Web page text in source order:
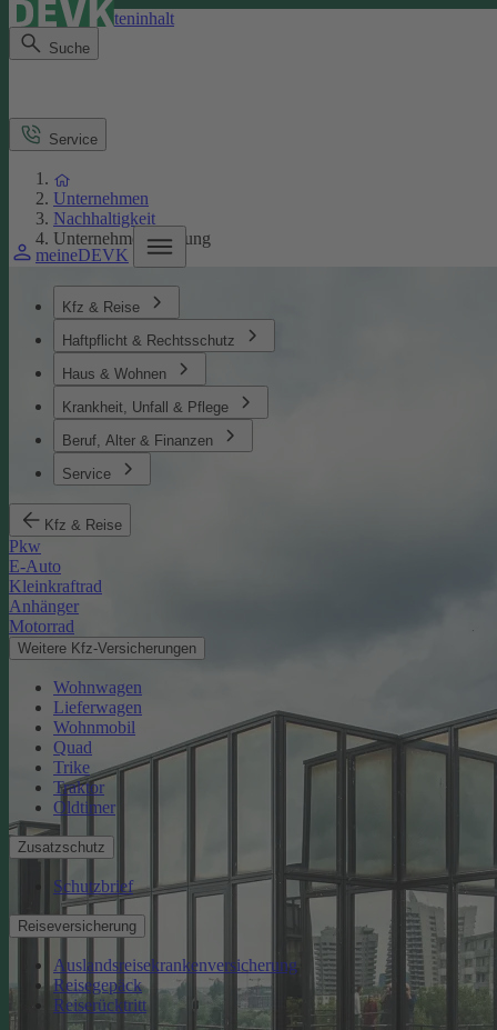
Direkt zum Seiteninhalt
Suche
meineDEVK
Kfz & Reise
Haftpflicht & Rechtsschutz
Haus & Wohnen
Krankheit, Unfall & Pflege
Beruf, Alter & Finanzen
Service
Kfz & Reise
Pkw
E-Auto
Kleinkraftrad
Anhänger
Motorrad
Weitere Kfz-Versicherungen
Wohnwagen
Lieferwagen
Wohnmobil
Quad
Trike
Traktor
Oldtimer
Zusatzschutz
Schutzbrief
Reiseversicherung
Auslandsreisekrankenversicherung
Reisegepäck
Reiserücktritt
Service
Unternehmen
Nachhaltigkeit
Unternehmensführung